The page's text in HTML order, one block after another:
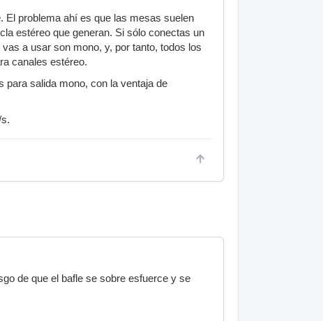
El problema ahí es que las mesas suelen
estéreo que generan. Si sólo conectas un
a usar son mono, y, por tanto, todos los
canales estéreo.
para salida mono, con la ventaja de
de que el bafle se sobre esfuerce y se